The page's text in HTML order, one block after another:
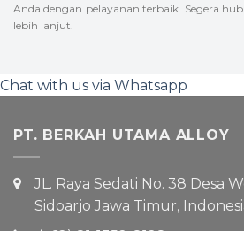
Anda dengan pelayanan terbaik. Segera
lebih lanjut.
Chat with us via Whatsapp
PT. BERKAH UTAMA ALLOY
JL. Raya Sedati No. 38 Desa
Sidoarjo Jawa Timur,